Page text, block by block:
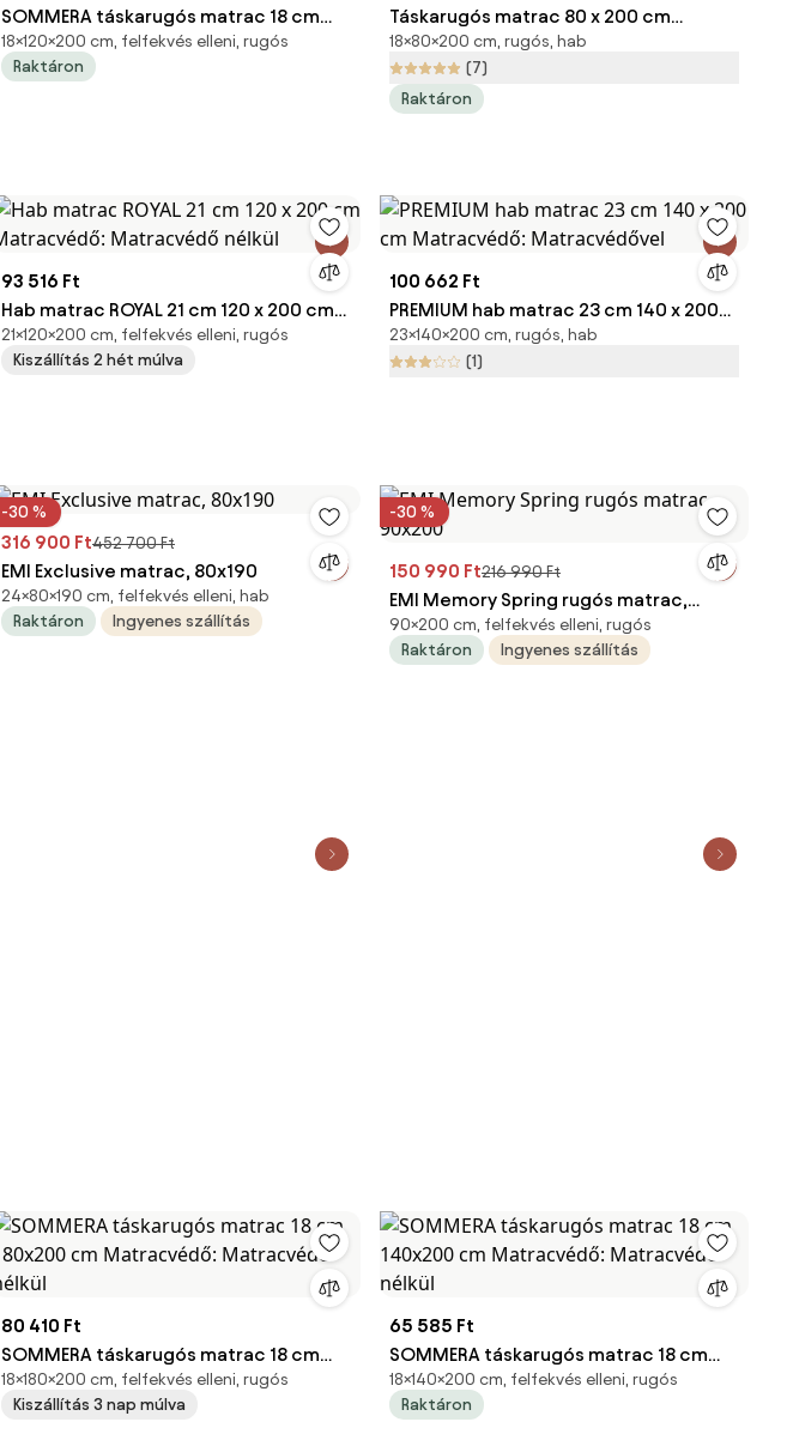
SOMMERA táskarugós matrac 18 cm
120x200 cm Matracvédő: Matracvédő
nélkül
18×120×200 cm, felfekvés elleni, rugós
Raktáron
Táskarugós matrac 80 x 200 cm
SOMMERA 18 cm Matracvédő:
Matracvédő nélkül
18×80×200 cm, rugós, hab
(7)
Raktáron
93 516 Ft
Hab matrac ROYAL 21 cm 120 x 200 cm
Matracvédő: Matracvédő nélkül
21×120×200 cm, felfekvés elleni, rugós
Kiszállítás 2 hét múlva
100 662 Ft
PREMIUM hab matrac 23 cm 140 x 200
cm Matracvédő: Matracvédővel
23×140×200 cm, rugós, hab
(1)
-30 %
316 900 Ft452 700 Ft
EMI Exclusive matrac, 80x190
24×80×190 cm, felfekvés elleni, hab
Raktáron
Ingyenes szállítás
-30 %
150 990 Ft216 990 Ft
EMI Memory Spring rugós matrac,
90x200
90×200 cm, felfekvés elleni, rugós
Raktáron
Ingyenes szállítás
80 410 Ft
SOMMERA táskarugós matrac 18 cm
180x200 cm Matracvédő: Matracvédő
nélkül
18×180×200 cm, felfekvés elleni, rugós
Kiszállítás 3 nap múlva
65 585 Ft
SOMMERA táskarugós matrac 18 cm
140x200 cm Matracvédő: Matracvédő
nélkül
18×140×200 cm, felfekvés elleni, rugós
Raktáron